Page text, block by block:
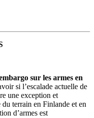
sur les armes en
si l’escalade actuelle de
une exception et
du terrain en Finlande et en
d’armes est